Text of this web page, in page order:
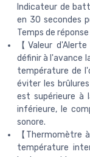
Indicateur de
en 30 secondes
Temps de réponse
【Valeur
définir à l'avance
température de
éviter les
est supérieure à
inférieure, le
sonore.
【Thermomètre
température